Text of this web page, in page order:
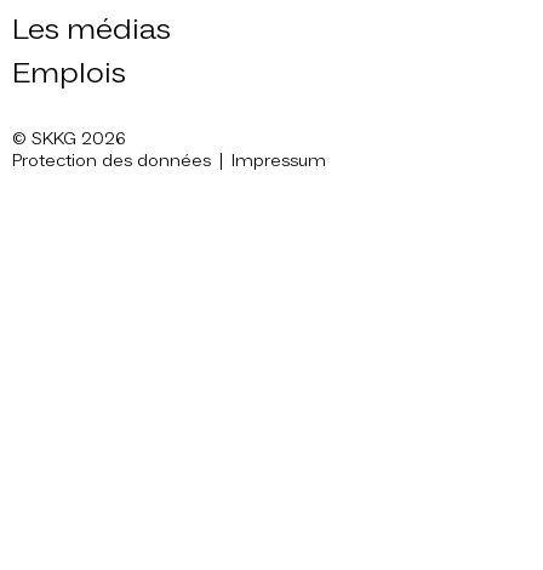
Les médias
Emplois
© SKKG 2026
Protection des données
Impressum